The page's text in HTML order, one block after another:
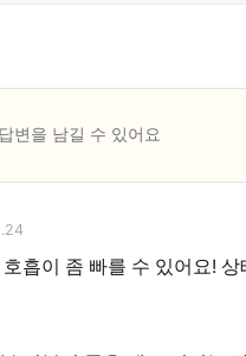
답변을 남길 수 있어요
흡이 좀 빠를 수 있어요!